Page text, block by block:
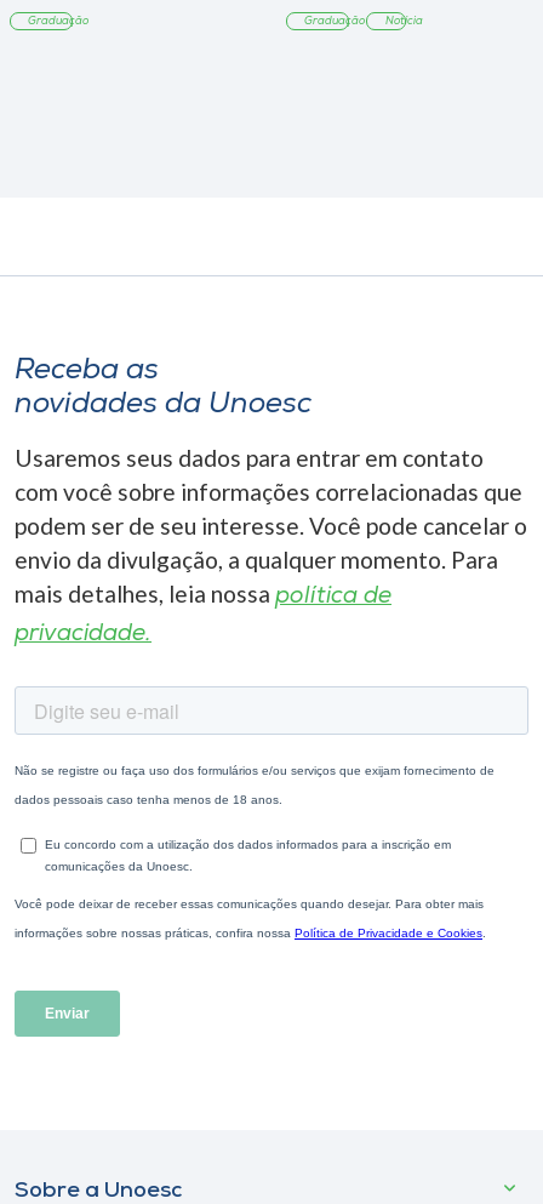
Graduação Graduação Notícia
Receba as
novidades da Unoesc
Usaremos seus dados para entrar em contato
com você sobre informações correlacionadas que
podem ser de seu interesse. Você pode cancelar o
envio da divulgação, a qualquer momento. Para
mais detalhes, leia nossa política de
privacidade.
Sobre a Unoesc